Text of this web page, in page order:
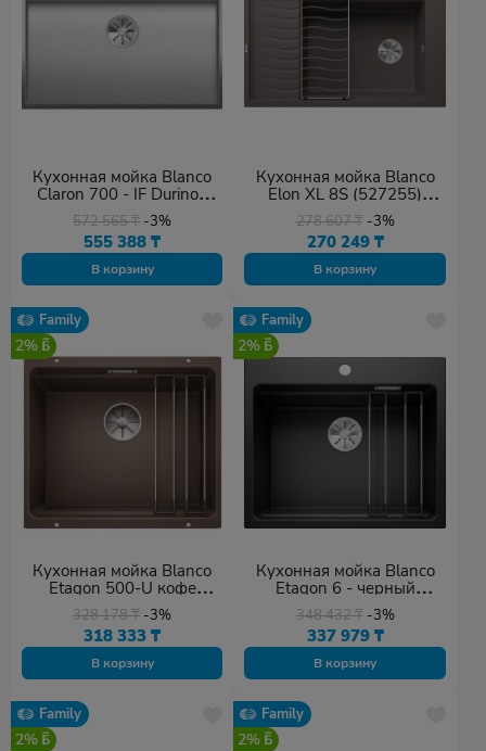
Кухонная мойка Blanco
Claron 700 - IF Durinox
(523391) серебристый
572 565₸ -3%
555 388₸
В корзину
Кухонная мойка Blanco
Elon XL 8S (527255)
86х50х19 см,
искусственный гранит,
тон вулканический серый
278 607₸ -3%
270 249 ₸
В корзину
Family
2%
Кухонная мойка Blanco
Etagon 500-U кофе
(522236) 53х46х19 см,
искусственный камень,
тон кофе
328 178₸ -3%
318 333₸
В корзину
Family
2%
Кухонная мойка Blanco
Etagon 6 - черный
матовый (525890)
60х51х22 см,
искусственный камень,
тон черный
348 432₸ -3%
337 979 ₸
В корзину
Family
2%
Family
2%